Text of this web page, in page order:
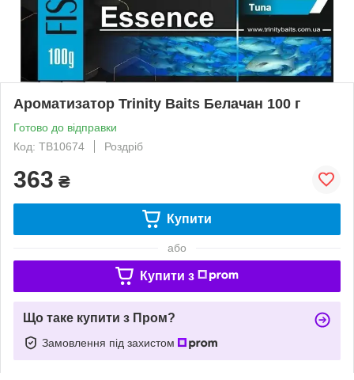
Ароматизатор Trinity Baits Белачан 100 г
Готово до відправки
Код: TB10674
Роздріб
363 ₴
Купити
або
Купити з
Що таке купити з Пром?
Замовлення під захистом